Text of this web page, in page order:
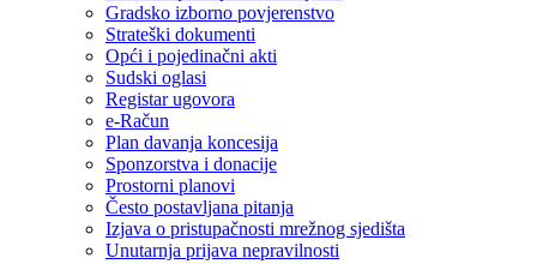
Gradsko izborno povjerenstvo
Strateški dokumenti
Opći i pojedinačni akti
Sudski oglasi
Registar ugovora
e-Račun
Plan davanja koncesija
Sponzorstva i donacije
Prostorni planovi
Često postavljana pitanja
Izjava o pristupačnosti mrežnog sjedišta
Unutarnja prijava nepravilnosti